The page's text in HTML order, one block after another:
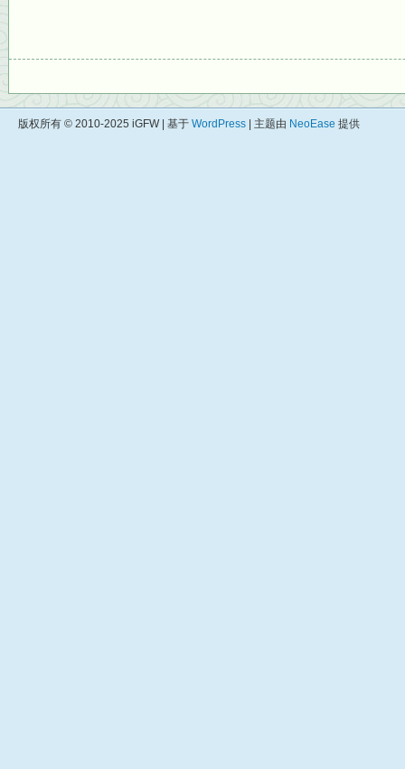
版权所有 © 2010-2025 iGFW | 基于 WordPress | 主题由 NeoEase 提供